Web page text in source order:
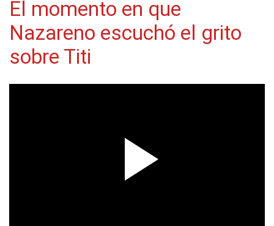
El momento en que
Nazareno escuchó el grito
sobre Titi